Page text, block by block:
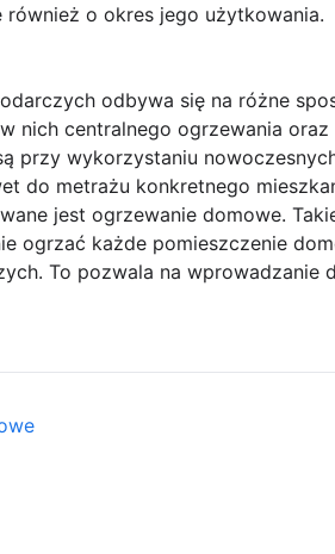
również o okres jego użytkowania.
odbywa się na różne
nich centralnego ogrzewania
przy wykorzystaniu
do metrażu konkretnego
jest ogrzewanie domowe.
ogrzać każde pomieszczenie
To pozwala na wprowadzanie